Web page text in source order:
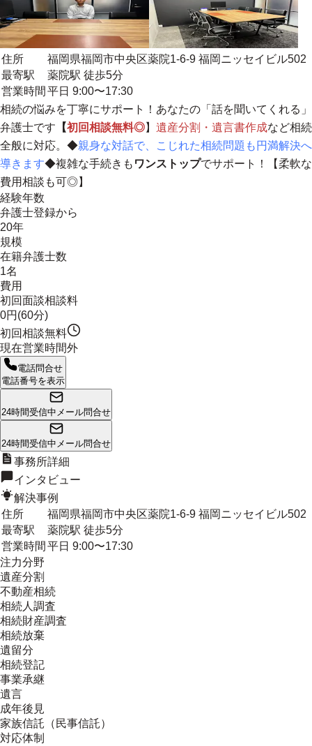
住所
福岡県福岡市中央区薬院1-6-9 福岡ニッセイビル502
最寄駅
薬院駅 徒歩5分
営業時間 平日 9:00〜17:30
相続の悩みを丁寧にサポート！あなたの「話を聞いてくれる」
弁護士です 【初回相談無料◎】 遺産分割・遺言書作成など相続
全般に対応。◆親身な対話で、こじれた相続問題も円満解決へ
導きます◆複雑な手続きも ワンストップでサポート！【柔軟な
費用相談も可◎】
経験年数
弁護士登録から
20年
規模
在籍弁護士数
1名
費用
初回面談相談料
0円(60分)
初回相談無料
現在営業時間外
電話問合せ
電話番号を表示
24時間受信中 メール問合せ
24時間受信中 メール問合せ
事務所詳細
インタビュー
解決事例
住所
福岡県福岡市中央区薬院1-6-9 福岡ニッセイビル502
最寄駅
薬院駅 徒歩5分
営業時間 平日 9:00〜17:30
注力分野
遺産分割
不動産相続
相続人調査
相続財産調査
相続放棄
遺留分
相続登記
事業承継
遺言
成年後見
家族信託（民事信託）
対応体制